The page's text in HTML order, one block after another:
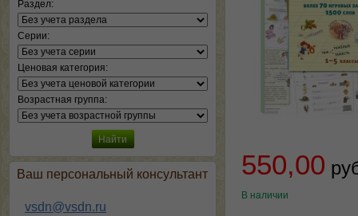
Раздел:
Серии:
Ценовая категория:
Возрастная группа:
Ваш персональный консультант
vsdn@vsdn.ru
550,00
В наличии